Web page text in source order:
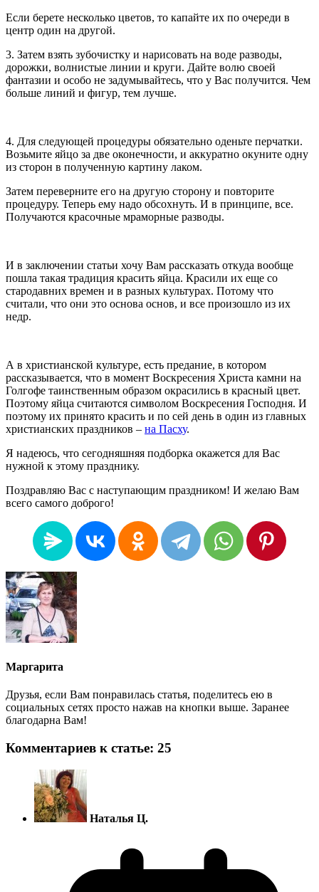
Если берете несколько цветов, то капайте их по очереди в
центр один на другой.
3. Затем взять зубочистку и нарисовать на воде разводы,
дорожки, волнистые линии и круги. Дайте волю своей
фантазии и особо не задумывайтесь, что у Вас получится. Чем
больше линий и фигур, тем лучше.
4. Для следующей процедуры обязательно оденьте перчатки.
Возьмите яйцо за две оконечности, и аккуратно окуните одну
из сторон в полученную картину лаком.
Затем переверните его на другую сторону и повторите
процедуру. Теперь ему надо обсохнуть. И в принципе, все.
Получаются красочные мраморные разводы.
И в заключении статьи хочу Вам рассказать откуда вообще
пошла такая традиция красить яйца. Красили их еще со
стародавних времен и в разных культурах. Потому что
считали, что они это основа основ, и все произошло из их
недр.
А в христианской культуре, есть предание, в котором
рассказывается, что в момент Воскресения Христа камни на
Голгофе таинственным образом окрасились в красный цвет.
Поэтому яйца считаются символом Воскресения Господня. И
поэтому их принято красить и по сей день в один из главных
христианских праздников – на Пасху.
Я надеюсь, что сегодняшняя подборка окажется для Вас
нужной к этому празднику.
Поздравляю Вас с наступающим праздником! И желаю Вам
всего самого доброго!
Маргарита
Друзья, если Вам понравилась статья, поделитесь ею в
социальных сетях просто нажав на кнопки выше. Заранее
благодарна Вам!
Комментариев к статье: 25
Наталья Ц.